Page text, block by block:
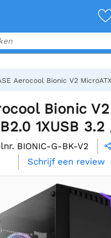
Aerocool Bionic V2
Bionic
1XUSB 3.2
BIONIC-G-BK-V2
Schrijf een review